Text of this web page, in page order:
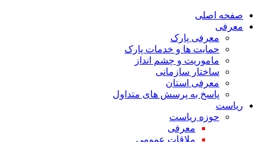
صفحه اصلی
معرفی
معرفی پارک
حمایت ها و خدمات پارک
ماموریت و چشم انداز
ساختار سازمانی
معرفی استان
پاسخ به پرسش های متداول
ریاست
حوزه ریاست
معرفی
ملاقات عمومی